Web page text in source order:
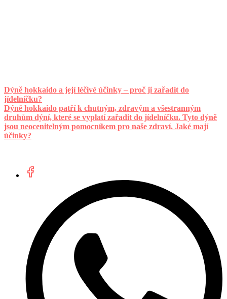
Dýně hokkaido a její léčivé účinky – proč ji zařadit do
jídelníčku?
Dýně hokkaido patří k chutným, zdravým a všestranným
druhům dýní, které se vyplatí zařadit do jídelníčku. Tyto dýně
jsou neocenitelným pomocníkem pro naše zdraví. Jaké mají
účinky?